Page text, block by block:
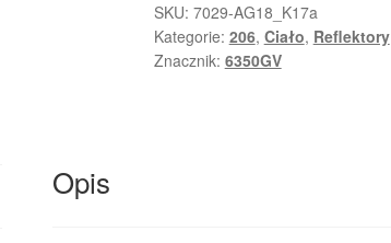
SKU: 7029-AG18_K17a
Kategorie: 206, Ciało, Reflektory
Znacznik: 6350GV
Opis